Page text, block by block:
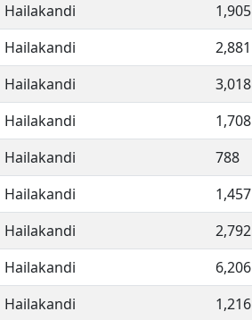
Hailakandi
1,905
Hailakandi
2,881
Hailakandi
3,018
Hailakandi
1,708
Hailakandi
788
Hailakandi
1,457
Hailakandi
2,792
Hailakandi
6,206
Hailakandi
1,216